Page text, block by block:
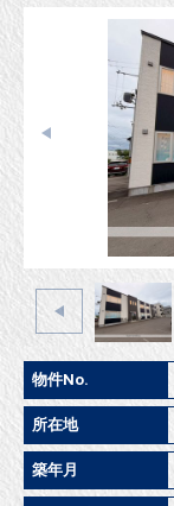
物件No.
所在地
築年月